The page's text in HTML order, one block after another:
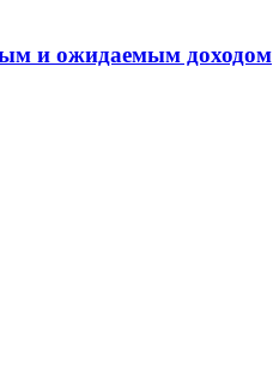
и ожидаемым доходом